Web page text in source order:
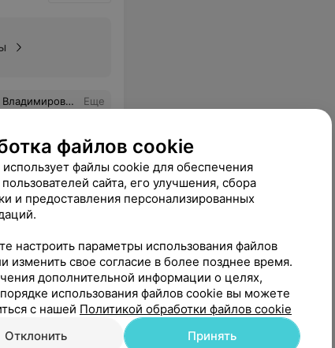
добросовестную работу врача-педиатра! Еще
файлов cookie
файлы cookie для обеспечения
пользователей сайта, его улучшения, сбора
и предоставления персонализированных
настроить параметры использования файлов
изменить свое согласие в более позднее время.
дополнительной информации о целях,
использования файлов cookie вы можете
с нашей Политикой обработки файлов cookie
Отклонить
Принять